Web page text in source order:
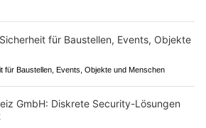
für Baustellen, Events, Objekte und Menschen